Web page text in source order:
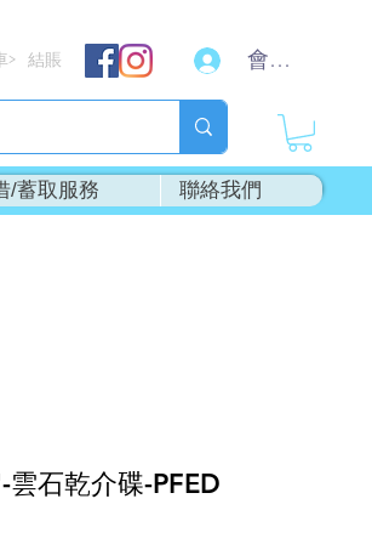
結賬 會員登入
/蓄取服務 聯絡我們
石乾介碟-PFED